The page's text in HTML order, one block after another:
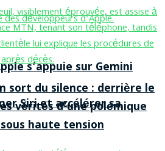
s’appuie sur Gemini
Siri et accélérer sa
sort du silence : derrière le
vérités d’une polémique
haute tension